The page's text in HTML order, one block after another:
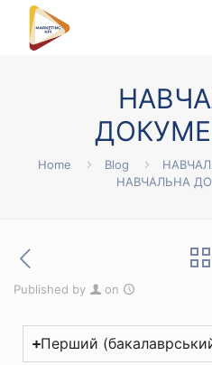
Home Blog
НАВЧАЛЬНА
Published by on
Перший